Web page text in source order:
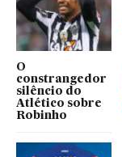
O
constrangedor
silêncio do
Atlético sobre
Robinho